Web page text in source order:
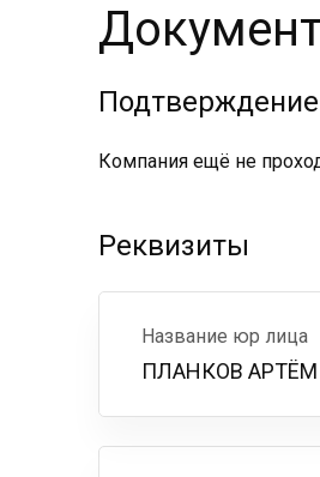
Компания ещё не
Реквизиты
Название юр лица
ПЛАНКОВ